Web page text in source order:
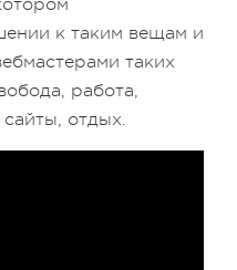
к таким вещам и
таких
работа,
сайты, отдых.